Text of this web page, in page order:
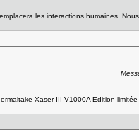
les interactions humaines.
Xaser III V1000A Edition